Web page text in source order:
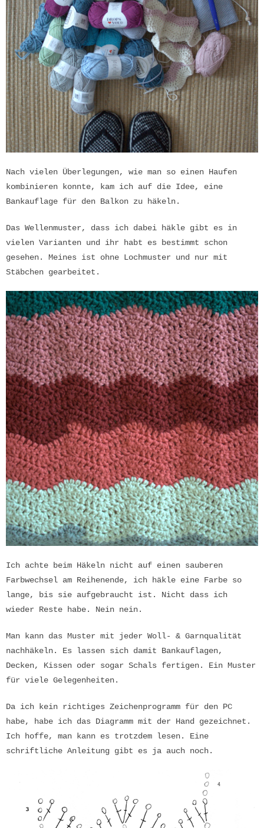
Nach vielen Überlegungen, wie man so einen Haufen
kombinieren konnte, kam ich auf die Idee, eine
Bankauflage für den Balkon zu häkeln.
Das Wellenmuster, dass ich dabei häkle gibt es in
vielen Varianten und ihr habt es bestimmt schon
gesehen. Meines ist ohne Lochmuster und nur mit
Stäbchen gearbeitet.
Ich achte beim Häkeln nicht auf einen sauberen
Farbwechsel am Reihenende, ich häkle eine Farbe so
lange, bis sie aufgebraucht ist. Nicht dass ich
wieder Reste habe. Nein nein.
Man kann das Muster mit jeder Woll- & Garnqualität
nachhäkeln. Es lassen sich damit Bankauflagen,
Decken, Kissen oder sogar Schals fertigen. Ein Muster
für viele Gelegenheiten.
Da ich kein richtiges Zeichenprogramm für den PC
habe, habe ich das Diagramm mit der Hand gezeichnet.
Ich hoffe, man kann es trotzdem lesen. Eine
schriftliche Anleitung gibt es ja auch noch.